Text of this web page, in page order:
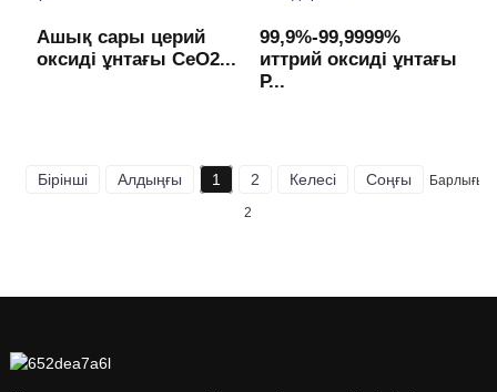
Ашық сары церий
оксиді ұнтағы CeO2...
99,9%-99,9999%
иттрий оксиді ұнтағы
Р...
Бірінші Алдыңғы 1 2 Келесі Соңғы Барлығы
2